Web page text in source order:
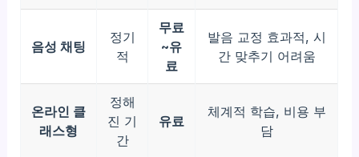
음성 채팅
정기
적
무료
~유
료
발음 교정 효과적, 시
간 맞추기 어려움
온라인 클
래스형
정해
진 기
간
유료
체계적 학습, 비용 부
담